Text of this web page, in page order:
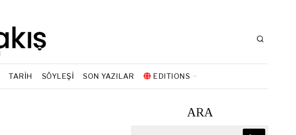
TARIH SÖYLEŞI SON YAZILAR EDITIONS
ARA